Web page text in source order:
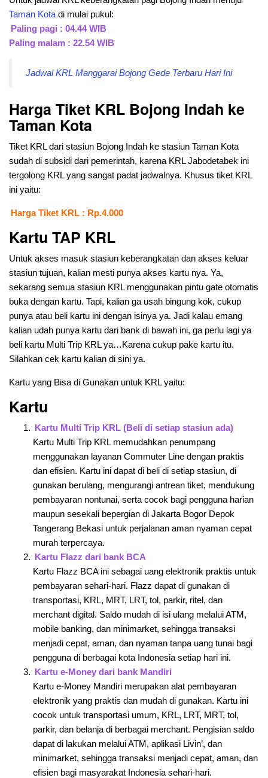
Taman Kota di mulai pukul:
Paling pagi : 04.44 WIB
Paling malam : 22.54 WIB
Jadwal KRL Manggarai Bojong Gede Terbaru Hari Ini
Harga Tiket KRL Bojong Indah ke
Taman Kota
Tiket KRL dari stasiun Bojong Indah ke stasiun Taman Kota
sudah di subsidi dari pemerintah, karena KRL Jabodetabek ini
tergolong KRL yang sangat padat jadwalnya. Khusus tiket KRL
ini yaitu:
Harga Tiket KRL : Rp.4.000
Kartu TAP KRL
Untuk akses masuk stasiun keberangkatan dan akses keluar
stasiun tujuan, kalian mesti punya akses kartu nya. Ya,
sekarang semua stasiun KRL menggunakan pintu gate otomatis
buka dengan kartu. Tapi, kalian ga usah bingung kok, cukup
punya atau beli kartu ini dengan isinya ya. Jadi kalau emang
kalian udah punya kartu dari bank di bawah ini, ga perlu lagi ya
beli kartu Multi Trip KRL ya…Karena cukup pake kartu itu.
Silahkan cek kartu kalian di sini ya.
Kartu yang Bisa di Gunakan untuk KRL yaitu:
Kartu
Kartu Multi Trip KRL (Beli di setiap stasiun ada)
Kartu Multi Trip KRL memudahkan penumpang
menggunakan layanan Commuter Line dengan praktis
dan efisien. Kartu ini dapat di beli di setiap stasiun, di
gunakan berulang, mengurangi antrean tiket, mendukung
pembayaran nontunai, serta cocok bagi pengguna harian
maupun sesekali bepergian di Jakarta Bogor Depok
Tangerang Bekasi untuk perjalanan aman nyaman cepat
murah terpercaya.
Kartu Flazz dari bank BCA
Kartu Flazz BCA ini sebagai uang elektronik praktis untuk
pembayaran sehari-hari. Flazz dapat di gunakan di
transportasi, KRL, MRT, LRT, tol, parkir, ritel, dan
merchant digital. Saldo mudah di isi ulang melalui ATM,
mobile banking, dan minimarket, sehingga transaksi
menjadi cepat, aman, dan nyaman tanpa uang tunai bagi
pengguna di berbagai kota Indonesia setiap hari ini.
Kartu e-Money dari bank Mandiri
Kartu e-Money Mandiri merupakan alat pembayaran
elektronik yang praktis dan mudah di gunakan. Kartu ini
cocok untuk transportasi umum, KRL, LRT, MRT, tol,
parkir, dan belanja di berbagai merchant. Pengisian saldo
dapat di lakukan melalui ATM, aplikasi Livin’, dan
minimarket, sehingga transaksi menjadi cepat, aman, dan
efisien bagi masyarakat Indonesia sehari-hari.